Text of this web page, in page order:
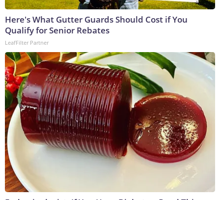
Here's What Gutter Guards Should Cost if You
Qualify for Senior Rebates
LeafFilter Partner